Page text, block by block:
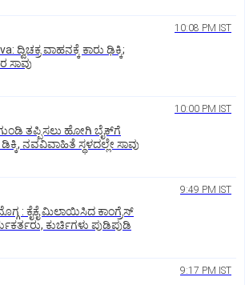
10:08 PM IST
ದ್ವಿಚಕ್ರ ವಾಹನಕ್ಕೆ ಕಾರು ಢಿಕ್ಕಿ;
ಸಾವು
10:00 PM IST
ತಪ್ಪಿಸಲು ಹೋಗಿ ಬೈಕ್‌ಗೆ
ನವವಿವಾಹಿತೆ ಸ್ಥಳದಲ್ಲೇ ಸಾವು
9:49 PM IST
: ಕೈಕೈ ಮಿಲಾಯಿಸಿದ ಕಾಂಗ್ರೆಸ್
ಕುರ್ಚಿಗಳು ಪುಡಿಪುಡಿ
9:17 PM IST